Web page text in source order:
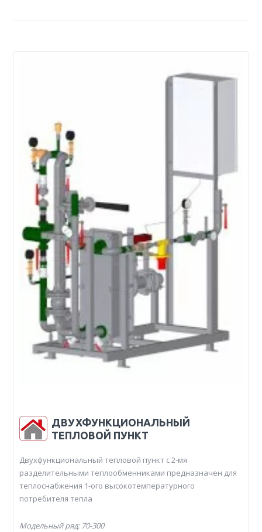
ДВУХФУНКЦИОНАЛЬНЫЙ
ТЕПЛОВОЙ ПУНКТ
Двухфункциональный тепловой пункт с 2-мя
разделительными теплообменниками предназначен для
теплоснабжения 1-ого высокотемпературного
потребителя тепла
Модельный ряд: 70-300